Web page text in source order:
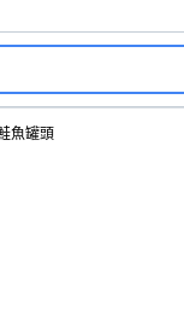
魚罐頭